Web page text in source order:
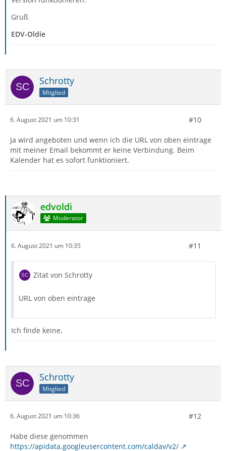
Gruß
EDV-Oldie
Schrotty
Mitglied
6. August 2021 um 10:31 #10
Ja wird angeboten und wenn ich die URL von oben eintrage
mit meiner Email bekommt er keine Verbindung. Beim
Kalender hat es sofort funktioniert.
edvoldi
Moderator
6. August 2021 um 10:35 #11
Zitat von Schrotty
URL von oben eintrage
Ich finde keine.
Schrotty
Mitglied
6. August 2021 um 10:36 #12
Habe diese genommen
https://apidata.googleusercontent.com/caldav/v2/